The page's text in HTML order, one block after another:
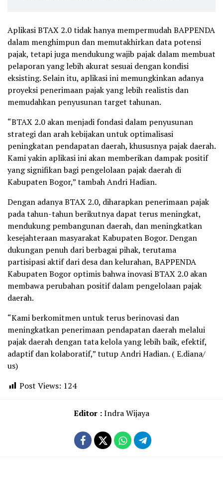
Aplikasi BTAX 2.0 tidak hanya mempermudah BAPPENDA
dalam menghimpun dan memutakhirkan data potensi
pajak, tetapi juga mendukung wajib pajak dalam membuat
pelaporan yang lebih akurat sesuai dengan kondisi
eksisting. Selain itu, aplikasi ini memungkinkan adanya
proyeksi penerimaan pajak yang lebih realistis dan
memudahkan penyusunan target tahunan.
“BTAX 2.0 akan menjadi fondasi dalam penyusunan
strategi dan arah kebijakan untuk optimalisasi
peningkatan pendapatan daerah, khususnya pajak daerah.
Kami yakin aplikasi ini akan memberikan dampak positif
yang signifikan bagi pengelolaan pajak daerah di
Kabupaten Bogor,” tambah Andri Hadian.
Dengan adanya BTAX 2.0, diharapkan penerimaan pajak
pada tahun-tahun berikutnya dapat terus meningkat,
mendukung pembangunan daerah, dan meningkatkan
kesejahteraan masyarakat Kabupaten Bogor. Dengan
dukungan penuh dari berbagai pihak, terutama
partisipasi aktif dari desa dan kelurahan, BAPPENDA
Kabupaten Bogor optimis bahwa inovasi BTAX 2.0 akan
membawa perubahan positif dalam pengelolaan pajak
daerah.
“Kami berkomitmen untuk terus berinovasi dan
meningkatkan penerimaan pendapatan daerah melalui
pajak daerah dengan tata kelola yang lebih baik, efektif,
adaptif dan kolaboratif,” tutup Andri Hadian. ( E.diana/
us)
Post Views: 124
Editor :Indra Wijaya